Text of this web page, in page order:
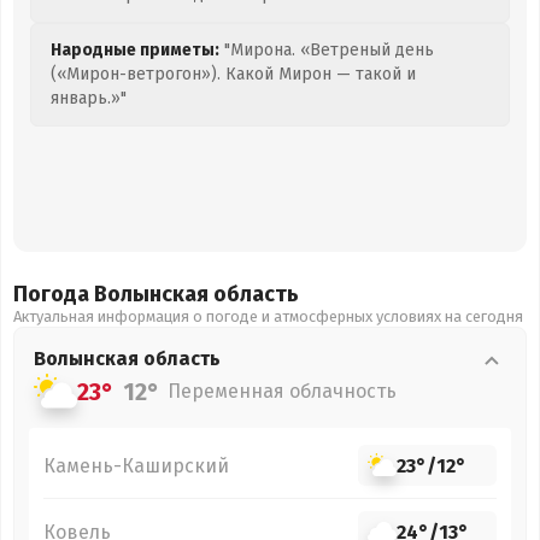
Народные приметы: "Мирона. «Ветреный день
(«Мирон-ветрогон»). Какой Мирон — такой и
январь.»"
Погода Волынская область
Актуальная информация о погоде и атмосферных условиях на сегодня
Волынская область
23° 12° Переменная облачность
Камень-Каширский 23°/12°
Ковель 24°/13°